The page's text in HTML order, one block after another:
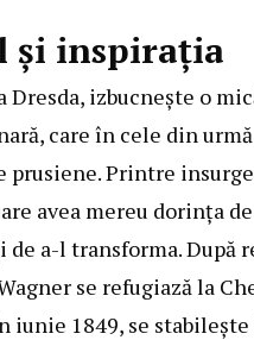
și inspirația
Dresda, izbucnește o
care în cele din
prusiene. Printre
avea mereu dorința
a-l transforma. După
se refugiază la
iunie 1849, se